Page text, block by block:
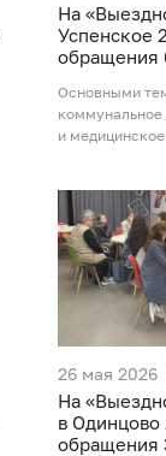
На
Успенское
обращения
Основными
коммунальное
и
26 мая 2026
На
в
обращения